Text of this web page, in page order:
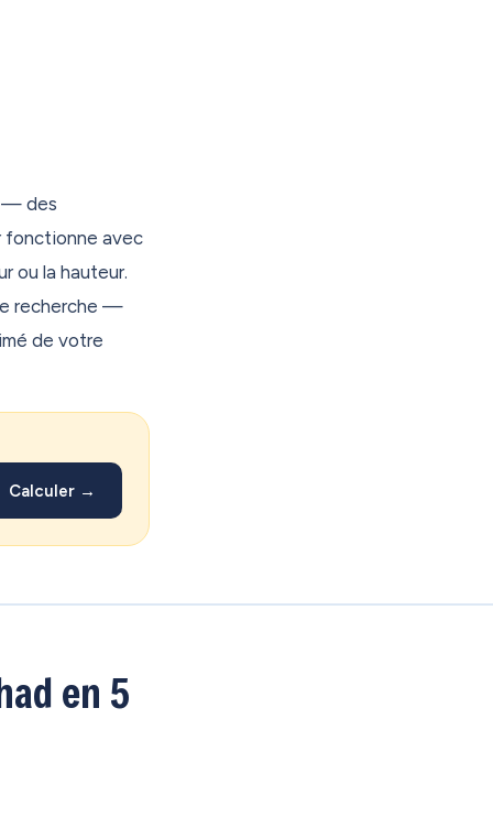
— des
fonctionne avec
ou la hauteur.
recherche —
de votre
Calculer →
en 5